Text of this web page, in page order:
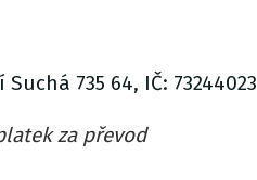
735 64, IČ: 73244023
za převod